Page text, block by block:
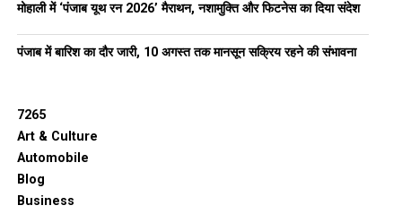
मोहाली में ‘पंजाब यूथ रन 2026’ मैराथन, नशामुक्ति और फिटनेस का दिया संदेश
पंजाब में बारिश का दौर जारी, 10 अगस्त तक मानसून सक्रिय रहने की संभावना
7265
Art & Culture
Automobile
Blog
Business